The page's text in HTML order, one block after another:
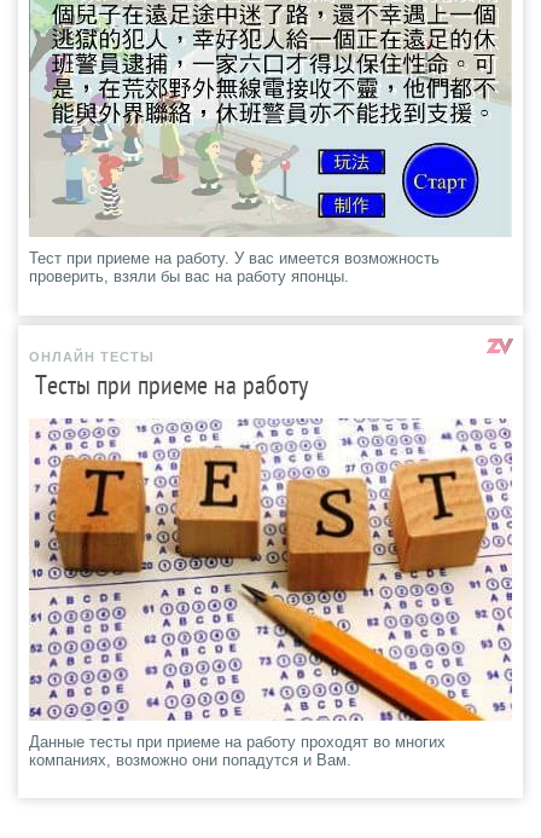
Тест при приеме на работу. У вас имеется возможность
проверить, взяли бы вас на работу японцы.
ОНЛАЙН ТЕСТЫ
Тесты при приеме на работу
Данные тесты при приеме на работу проходят во многих
компаниях, возможно они попадутся и Вам.